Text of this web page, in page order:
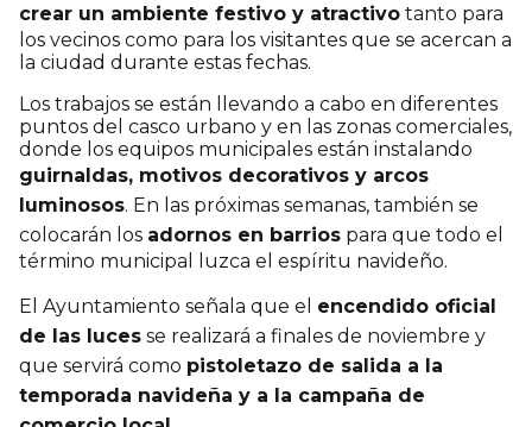
crear un ambiente festivo y atractivo tanto para
los vecinos como para los visitantes que se acercan a
la ciudad durante estas fechas.
Los trabajos se están llevando a cabo en diferentes
puntos del casco urbano y en las zonas comerciales,
donde los equipos municipales están instalando
guirnaldas, motivos decorativos y arcos
luminosos. En las próximas semanas, también se
colocarán los adornos en barrios para que todo el
término municipal luzca el espíritu navideño.
El Ayuntamiento señala que el encendido oficial
de las luces se realizará a finales de noviembre y
que servirá como pistoletazo de salida a la
temporada navideña y a la campaña de